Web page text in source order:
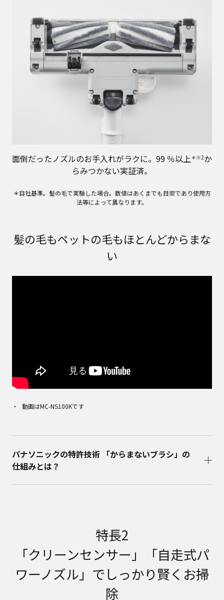
面倒だったノズルのお手入れがラクに。99 ％以上 ＊※2か
らみつかない実証済。
＊自社基準。髪の毛で実験した場合。数値はあくまでも目安であり使用方
法等によって異なります。
髪の毛もペットの毛もほとんどからまな
い
動画はMC-NS100Kです
パナソニックの特許技術 「からまないブラシ」の
仕組みとは？
特長2
「クリーンセンサー」「自走式パ
ワーノズル」でしっかり賢くお掃
除